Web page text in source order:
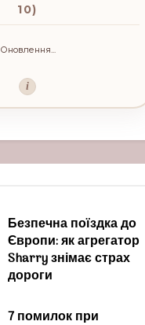
10)
Оновлення...
i
Безпечна поїздка до
Європи: як агрегатор
Sharry знімає страх
дороги
7 помилок при